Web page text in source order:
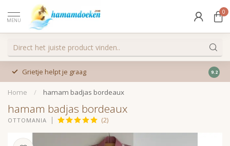
MENU
0
Grietje helpt je graag 9.2
Home / hamam badjas bordeaux
hamam badjas bordeaux
OTTOMANIA (2)